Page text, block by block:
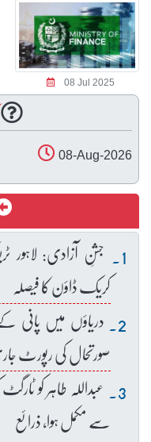
08 Jul 2025
08-Aug-2026
جشنِ آزادی:
کریک ڈاؤن کا فیصلہ
دریاؤں میں پانی
صورتحال کی رپورٹ
عبداللہ طاہر کو
سے مکمل ہوا، ذرائع